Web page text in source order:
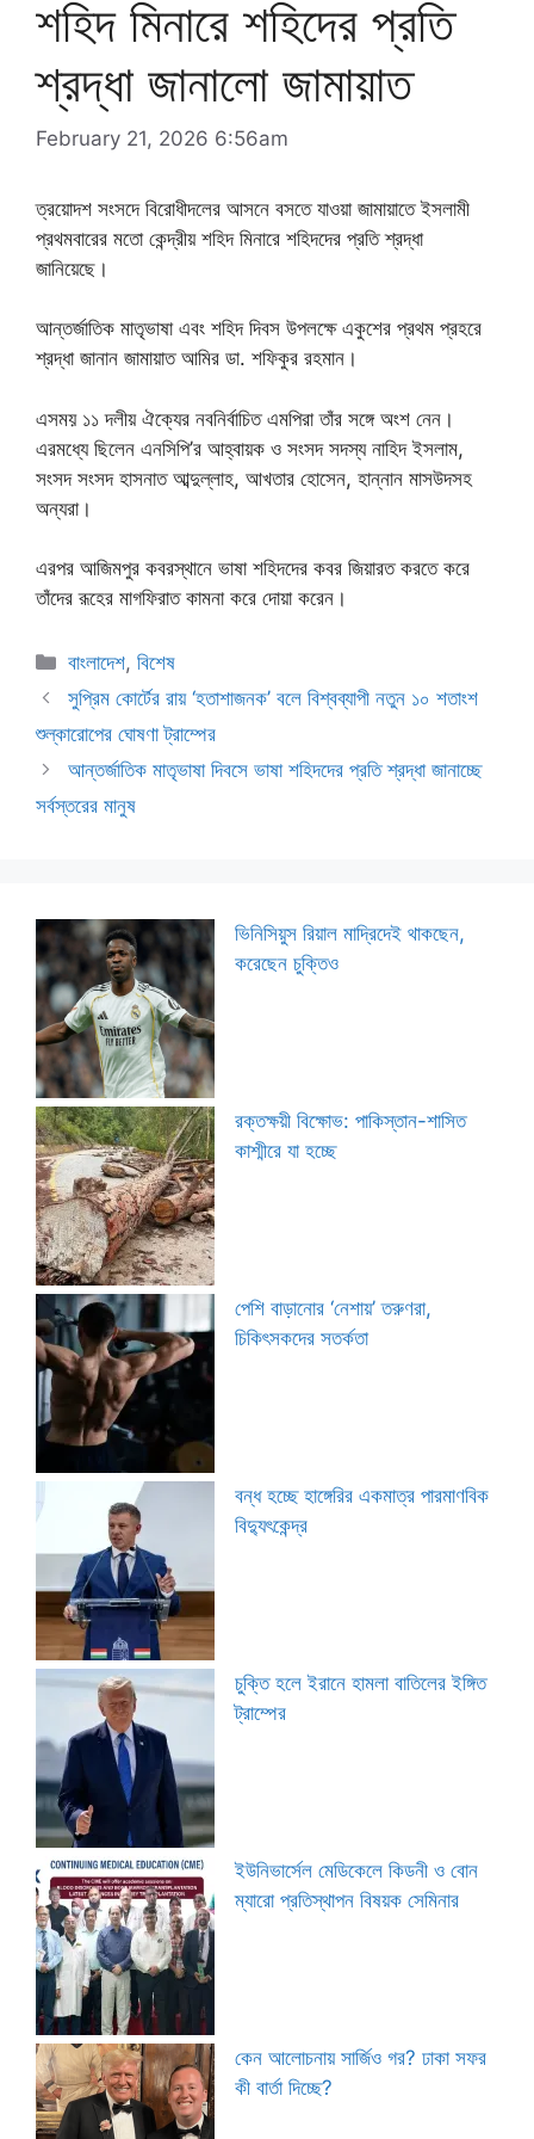
শহিদ মিনারে শহিদের প্রতি
শ্রদ্ধা জানালো জামায়াত
February 21, 2026 6:56am
ত্রয়োদশ সংসদে বিরোধীদলের আসনে বসতে যাওয়া জামায়াতে ইসলামী
প্রথমবারের মতো কেন্দ্রীয় শহিদ মিনারে শহিদদের প্রতি শ্রদ্ধা
জানিয়েছে।
আন্তর্জাতিক মাতৃভাষা এবং শহিদ দিবস উপলক্ষে একুশের প্রথম প্রহরে
শ্রদ্ধা জানান জামায়াত আমির ডা. শফিকুর রহমান।
এসময় ১১ দলীয় ঐক্যের নবনির্বাচিত এমপিরা তাঁর সঙ্গে অংশ নেন।
এরমধ্যে ছিলেন এনসিপি’র আহ্বায়ক ও সংসদ সদস্য নাহিদ ইসলাম,
সংসদ সংসদ হাসনাত আব্দুল্লাহ, আখতার হোসেন, হান্নান মাসউদসহ
অন্যরা।
এরপর আজিমপুর কবরস্থানে ভাষা শহিদদের কবর জিয়ারত করতে করে
তাঁদের রূহের মাগফিরাত কামনা করে দোয়া করেন।
Categories
বাংলাদেশ,বিশেষ
সুপ্রিম কোর্টের রায় ‘হতাশাজনক’ বলে বিশ্বব্যাপী নতুন ১০ শতাংশ
শুল্কারোপের ঘোষণা ট্রাম্পের
আন্তর্জাতিক মাতৃভাষা দিবসে ভাষা শহিদদের প্রতি শ্রদ্ধা জানাচ্ছে
সর্বস্তরের মানুষ
ভিনিসিয়ুস রিয়াল মাদ্রিদেই থাকছেন,
করেছেন চুক্তিও
রক্তক্ষয়ী বিক্ষোভ: পাকিস্তান-শাসিত
কাশ্মীরে যা হচ্ছে
পেশি বাড়ানোর ‘নেশায়’ তরুণরা,
চিকিৎসকদের সতর্কতা
বন্ধ হচ্ছে হাঙ্গেরির একমাত্র পারমাণবিক
বিদ্যুৎকেন্দ্র
চুক্তি হলে ইরানে হামলা বাতিলের ইঙ্গিত
ট্রাম্পের
ইউনিভার্সেল মেডিকেলে কিডনী ও বোন
ম্যারো প্রতিস্থাপন বিষয়ক সেমিনার
কেন আলোচনায় সার্জিও গর? ঢাকা সফর
কী বার্তা দিচ্ছে?